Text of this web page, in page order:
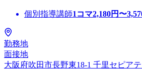
個別指導講師1コマ2,180円〜
勤務地
面接地
大阪府吹田市長野東18-1 千里セピア